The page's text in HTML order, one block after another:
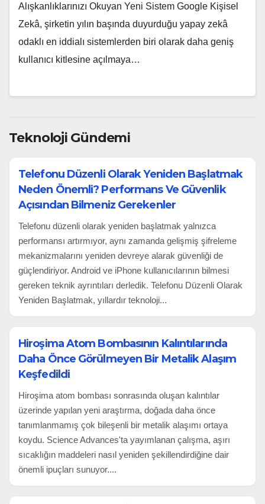
Alışkanlıklarınızı Okuyan Yeni Sistem Google Kişisel
Zekâ, şirketin yılın başında duyurduğu yapay zekâ
odaklı en iddialı sistemlerden biri olarak daha geniş
kullanıcı kitlesine açılmaya…
Teknoloji Gündemi
Telefonu Düzenli Olarak Yeniden Başlatmak
Neden Önemli? Performans Ve Güvenlik
Açısından Bilmeniz Gerekenler
Telefonu düzenli olarak yeniden başlatmak yalnızca
performansı artırmıyor, aynı zamanda gelişmiş şifreleme
mekanizmalarını yeniden devreye alarak güvenliği de
güçlendiriyor. Android ve iPhone kullanıcılarının bilmesi
gereken teknik ayrıntıları derledik. Telefonu Düzenli Olarak
Yeniden Başlatmak, yıllardır teknoloji...
Hiroşima Atom Bombasının Kalıntılarında
Daha Önce Görülmeyen Bir Metalik Alaşım
Keşfedildi
Hiroşima atom bombası sonrasında oluşan kalıntılar
üzerinde yapılan yeni araştırma, doğada daha önce
tanımlanmamış çok bileşenli bir metalik alaşımı ortaya
koydu. Science Advances'ta yayımlanan çalışma, aşırı
sıcaklığın maddeleri nasıl yeniden şekillendirdiğine dair
önemli ipuçları sunuyor....